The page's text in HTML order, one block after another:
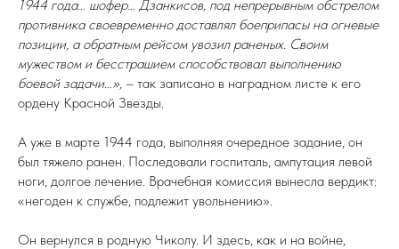
1944 года… шофер… Дзанкисов, под непрерывным обстрелом
противника своевременно доставлял боеприпасы на огневые
позиции, а обратным рейсом увозил раненых. Своим
мужеством и бесстрашием способствовал выполнению
боевой задачи…», – так записано в наградном листе к его
ордену Красной Звезды.
А уже в марте 1944 года, выполняя очередное задание, он
был тяжело ранен. Последовали госпиталь, ампутация левой
ноги, долгое лечение. Врачебная комиссия вынесла вердикт:
«негоден к службе, подлежит увольнению».
Он вернулся в родную Чиколу. И здесь, как и на войне,